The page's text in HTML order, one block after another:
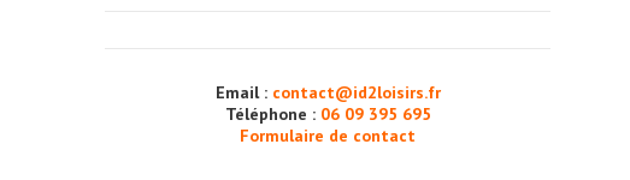
Email : contact@id2loisirs.fr
Téléphone : 06 09 395 695
Formulaire de contact